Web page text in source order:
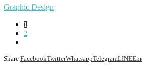
Graphic Design
1
2
Share FacebookTwitterWhatsappTelegramLINE